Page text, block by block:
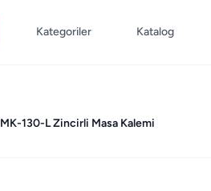
Kategoriler Katalog
MK-130-L Zincirli Masa Kalemi